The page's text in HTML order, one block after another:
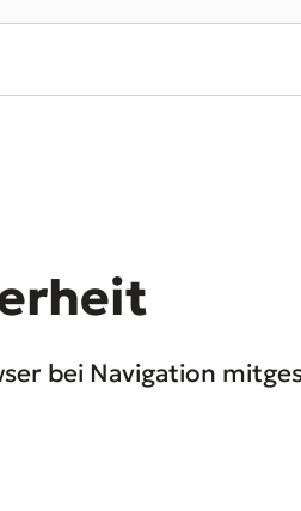
bei Navigation